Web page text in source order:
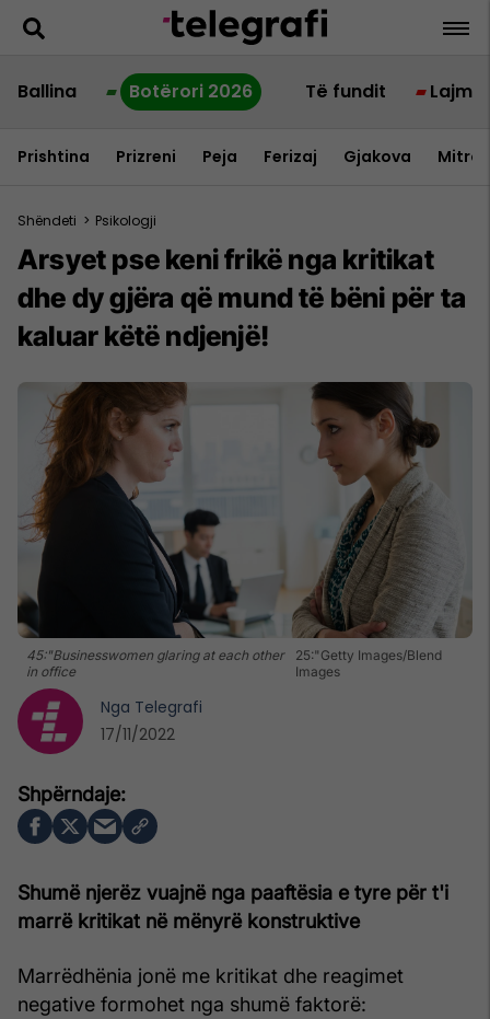
Ballina Botërori 2026 Të fundit Lajme
Prishtina Prizreni Peja Ferizaj Gjakova
Shëndeti > Psikologji
Arsyet pse keni frikë nga kritikat
dhe dy gjëra që mund të bëni për ta
kaluar këtë ndjenjë!
45:"Businesswomen glaring at each other
in office
25:"Getty Images/Blend
Images
Shumë njerëz vuajnë nga paaftësia e tyre për t'i
marrë kritikat në mënyrë konstruktive
Marrëdhënia jonë me kritikat dhe reagimet
negative formohet nga shumë faktorë:
Nga Telegrafi
17/11/2022